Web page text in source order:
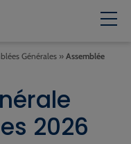
Générales » Assemblée
2026